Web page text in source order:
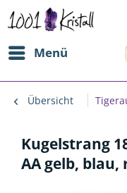
Menü
Übersicht
Kugelstrang
AA gelb, blau,